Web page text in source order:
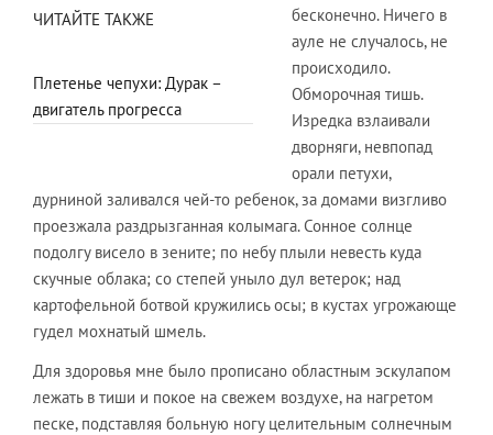
ЧИТАЙТЕ ТАКЖЕ
Плетенье чепухи: Дурак –
двигатель прогресса
бесконечно. Ничего в
ауле не случалось, не
происходило.
Обморочная тишь.
Изредка взлаивали
дворняги, невпопад
орали петухи,
дурниной заливался чей-то ребенок, за домами визгливо
проезжала раздрызганная колымага. Сонное солнце
подолгу висело в зените; по небу плыли невесть куда
скучные облака; со степей уныло дул ветерок; над
картофельной ботвой кружились осы; в кустах угрожающе
гудел мохнатый шмель.
Для здоровья мне было прописано областным эскулапом
лежать в тиши и покое на свежем воздухе, на нагретом
песке, подставляя больную ногу целительным солнечным